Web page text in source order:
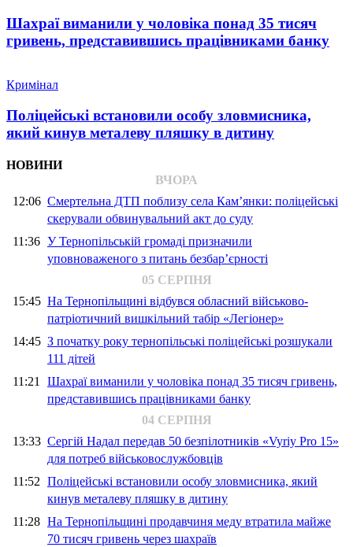
Шахраї виманили у чоловіка понад 35 тисяч
гривень, представившись працівниками банку
Кримінал
Поліцейські встановили особу зловмисника,
який кинув металеву пляшку в дитину
НОВИНИ
ВЧОРА
12:06 Смертельна ДТП поблизу села Кам’янки: поліцейські
скерували обвинувальний акт до суду
11:36 У Тернопільській громаді призначили
уповноваженого з питань безбар’єрності
05 СЕРПНЯ
15:45 На Тернопільщині відбувся обласний військово-
патріотичний вишкільний табір «Легіонер»
14:45 З початку року тернопільські поліцейські розшукали
111 дітей
11:21 Шахраї виманили у чоловіка понад 35 тисяч гривень,
представившись працівниками банку
04 СЕРПНЯ
13:33 Сергій Надал передав 50 безпілотників «Vyriy Pro 15»
для потреб військовослужбовців
11:52 Поліцейські встановили особу зловмисника, який
кинув металеву пляшку в дитину
11:28 На Тернопільщині продавчиня меду втратила майже
70 тисяч гривень через шахраїв